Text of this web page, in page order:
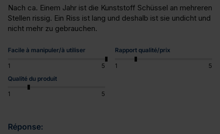
Nach ca. Einem Jahr ist die Kunststoff Schüssel an mehreren
Stellen rissig. Ein Riss ist lang und deshalb ist sie undicht und
nicht mehr zu gebrauchen.
Facile à manipuler/à utiliser
1 5
Rapport qualité/prix
1
5
Qualité du produit
1 5
Réponse: